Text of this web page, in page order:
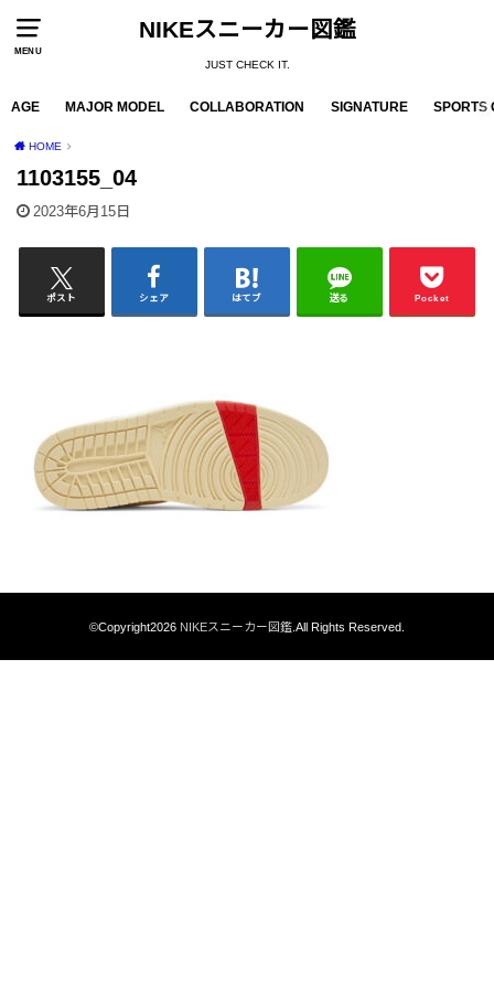
MENU
NIKEスニーカー図鑑
JUST CHECK IT.
AGE MAJOR MODEL COLLABORATION SIGNATURE SPORTS
HOME
1103155_04
2023年6月15日
ポスト シェア はてブ 送る Pocket
©Copyright2026 NIKEスニーカー図鑑.All Rights Reserved.